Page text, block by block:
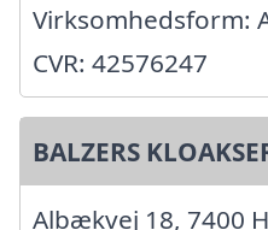
Virksomhedsform:
CVR: 42576247
BALZERS
Albækvej 18, 7400